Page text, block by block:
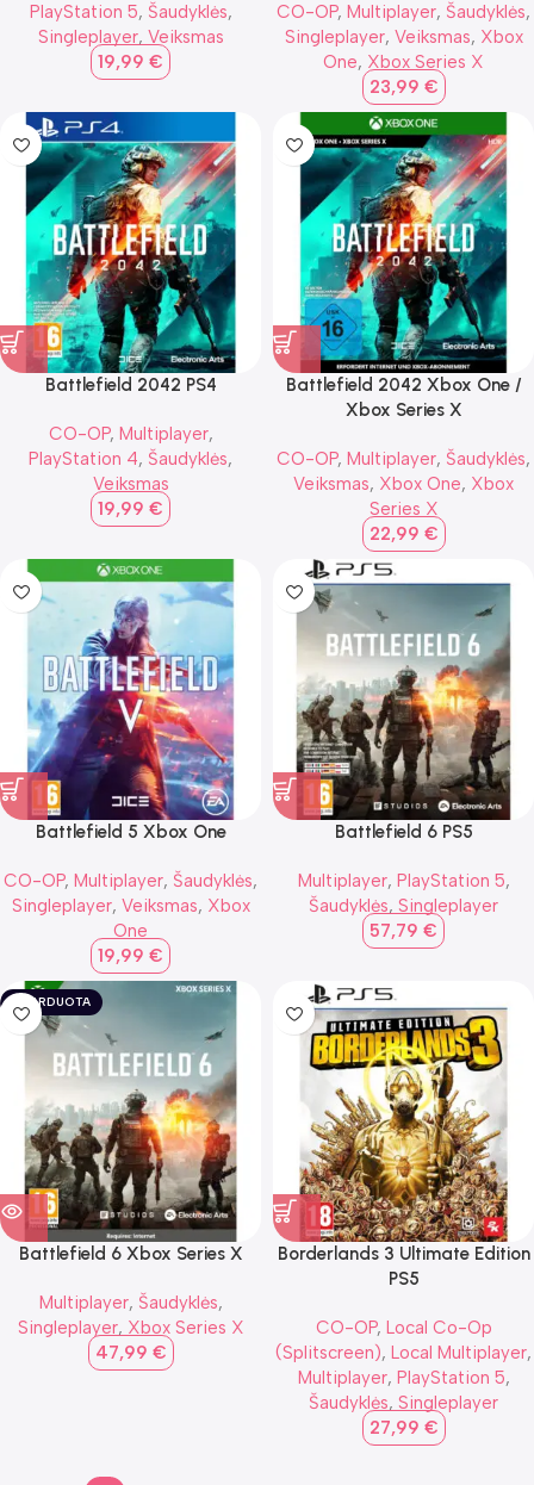
PlayStation 5, Šaudyklės,
Singleplayer, Veiksmas
19,99 €
CO-OP, Multiplayer, Šaudyklės,
Singleplayer, Veiksmas, Xbox
One, Xbox Series X
23,99 €
Battlefield 2042 PS4
CO-OP, Multiplayer,
PlayStation 4, Šaudyklės,
Veiksmas
19,99 €
Battlefield 2042 Xbox One /
Xbox Series X
CO-OP, Multiplayer, Šaudyklės,
Veiksmas, Xbox One, Xbox
Series X
22,99 €
Battlefield 5 Xbox One
CO-OP, Multiplayer, Šaudyklės,
Singleplayer, Veiksmas, Xbox
One
19,99 €
Battlefield 6 PS5
Multiplayer, PlayStation 5,
Šaudyklės, Singleplayer
57,79 €
IŠPARDUOTA
Battlefield 6 Xbox Series X
Multiplayer, Šaudyklės,
Singleplayer, Xbox Series X
47,99 €
Borderlands 3 Ultimate Edition
PS5
CO-OP, Local Co-Op
(Splitscreen), Local Multiplayer,
Multiplayer, PlayStation 5,
Šaudyklės, Singleplayer
27,99 €